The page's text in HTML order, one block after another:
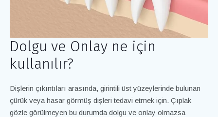
Dolgu ve Onlay ne için
kullanılır?
Dişlerin çıkıntıları arasında, girintili üst yüzeylerinde bulunan
çürük veya hasar görmüş dişleri tedavi etmek için. Çıplak
gözle görülmeyen bu durumda dolgu ve onlay olmazsa